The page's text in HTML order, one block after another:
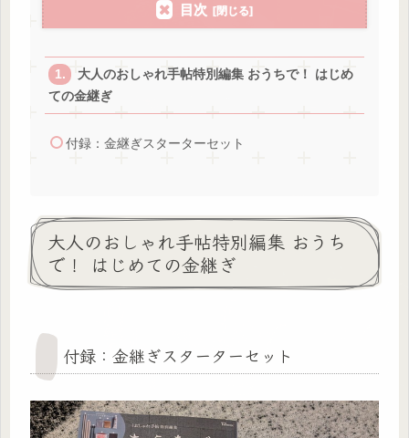
目次
大人のおしゃれ手帖特別編集 おうちで！ はじめ
ての金継ぎ
付録：金継ぎスターターセット
大人のおしゃれ手帖特別編集 おうち
で！ はじめての金継ぎ
付録：金継ぎスターターセット